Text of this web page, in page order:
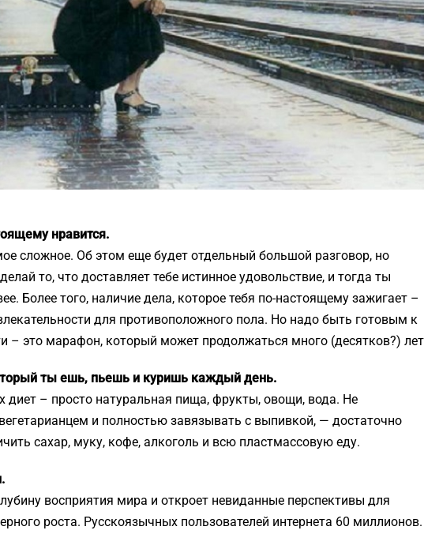
нравится.
сложное. Об этом еще будет отдельный большой разговор, но
то, что доставляет тебе истинное удовольствие, и тогда ты
Более того, наличие дела, которое тебя по-настоящему зажигает –
для противоположного пола. Но надо быть готовым к
– это марафон, который может продолжаться много (десятков?)
ты ешь, пьешь и куришь каждый день.
диет – просто натуральная пища, фрукты, овощи, вода. Не
и полностью завязывать с выпивкой, — достаточно
сахар, муку, кофе, алкоголь и всю пластмассовую еду.
восприятия мира и откроет невиданные перспективы для
роста. Русскоязычных пользователей интернета 60 миллионов.